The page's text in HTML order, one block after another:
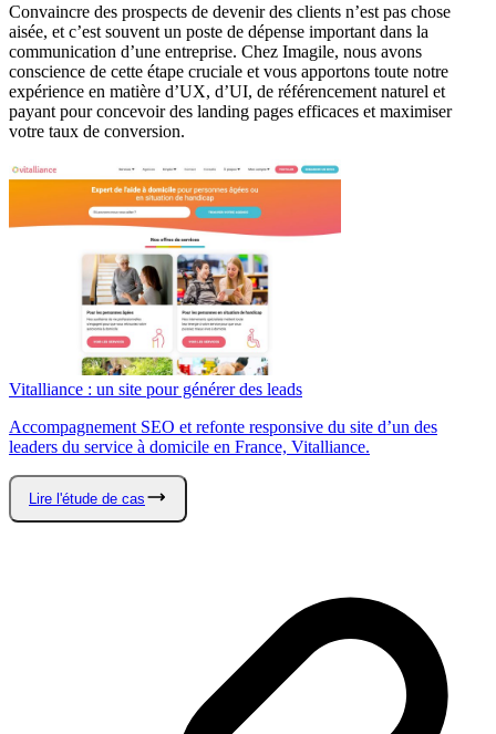
Convaincre des prospects de devenir des clients n’est pas chose
aisée, et c’est souvent un poste de dépense important dans la
communication d’une entreprise. Chez Imagile, nous avons
conscience de cette étape cruciale et vous apportons toute notre
expérience en matière d’UX, d’UI, de référencement naturel et
payant pour concevoir des landing pages efficaces et maximiser
votre taux de conversion.
Vitalliance : un site pour générer des leads
Accompagnement SEO et refonte responsive du site d’un des
leaders du service à domicile en France, Vitalliance.
Lire l'étude de cas